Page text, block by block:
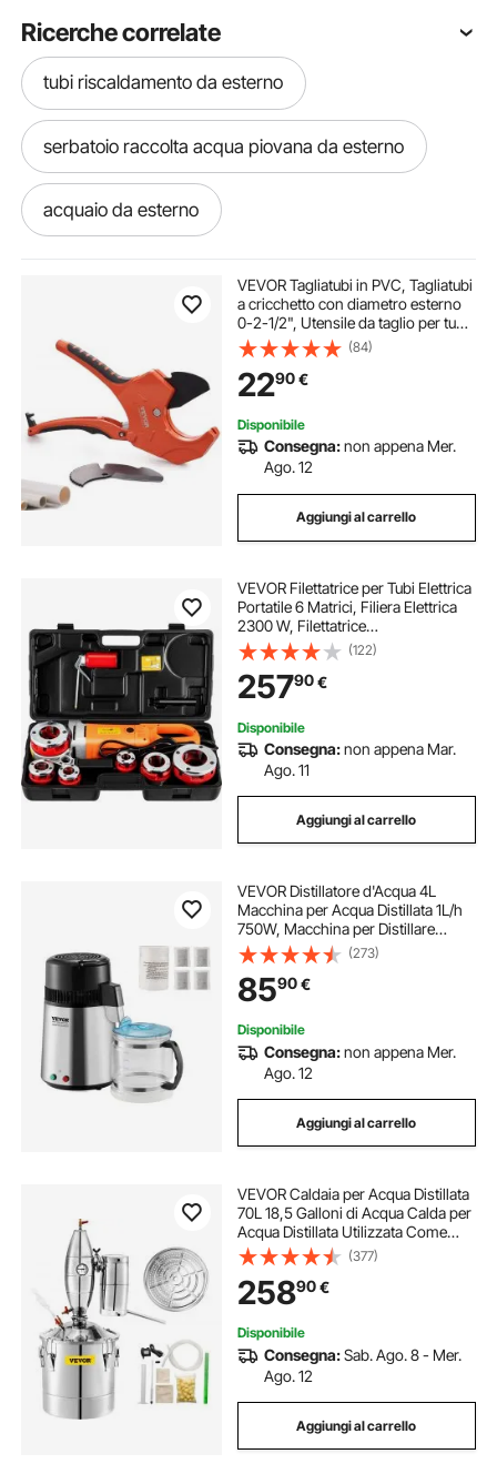
Ricerche correlate
tubi riscaldamento da esterno
serbatoio raccolta acqua piovana da esterno
acquaio da esterno
serbatoi per acqua piovana da esterno
VEVOR Tagliatubi in PVC, Tagliatubi
a cricchetto con diametro esterno
0-2-1/2", Utensile da taglio per tubi
per carichi pesanti con lama SK5 di
ricambio per tubi in PVC, CPVC,
PP-R, PEX, PE
(84)
2290€
Disponibile
Consegna:non appena Mer.
Ago. 12
Aggiungi al carrello
VEVOR Filettatrice per Tubi Elettrica
Portatile 6 Matrici, Filiera Elettrica
2300 W, Filettatrice
Elettrica Portatile 22 Giri al Min,
Infila Tubi Elettrici Portatile Adatto
Per Settori di Industrie
(122)
25790€
Disponibile
Consegna:non appena Mar.
Ago. 11
Aggiungi al carrello
VEVOR Distillatore d'Acqua 4L
Macchina per Acqua Distillata 1L/h
750W, Macchina per Distillare
Acqua Uso Alimentare Contenitore
Interno Vetro Acciaio Inox per
Purificazione Acqua Casa Ufficio
Clinica
(273)
8590€
Disponibile
Consegna:non appena Mer.
Ago. 12
Aggiungi al carrello
VEVOR Caldaia per Acqua Distillata
70L 18,5 Galloni di Acqua Calda per
Acqua Distillata Utilizzata Come
Serbatoio di Fermentazione per
Fermentare Bevande o Condimenti
40 x 40 cm in Acciaio Inox
(377)
25890€
Disponibile
Consegna:Sab. Ago. 8 - Mer.
Ago. 12
Aggiungi al carrello